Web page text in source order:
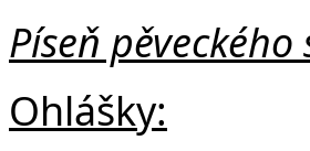
Píseň
Ohlášky: